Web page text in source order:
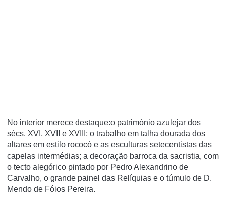
No interior merece destaque:o património azulejar dos
sécs. XVI, XVII e XVIII; o trabalho em talha dourada dos
altares em estilo rococó e as esculturas setecentistas das
capelas intermédias; a decoração barroca da sacristia, com
o tecto alegórico pintado por Pedro Alexandrino de
Carvalho, o grande painel das Relí­quias e o túmulo de D.
Mendo de Fóios Pereira.